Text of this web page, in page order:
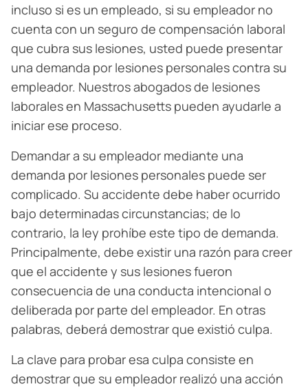
incluso si es un empleado, si su empleador no
cuenta con un seguro de compensación laboral
que cubra sus lesiones, usted puede presentar
una demanda por lesiones personales contra su
empleador. Nuestros abogados de lesiones
laborales en Massachusetts pueden ayudarle a
iniciar ese proceso.
Demandar a su empleador mediante una
demanda por lesiones personales puede ser
complicado. Su accidente debe haber ocurrido
bajo determinadas circunstancias; de lo
contrario, la ley prohíbe este tipo de demanda.
Principalmente, debe existir una razón para creer
que el accidente y sus lesiones fueron
consecuencia de una conducta intencional o
deliberada por parte del empleador. En otras
palabras, deberá demostrar que existió culpa.
La clave para probar esa culpa consiste en
demostrar que su empleador realizó una acción